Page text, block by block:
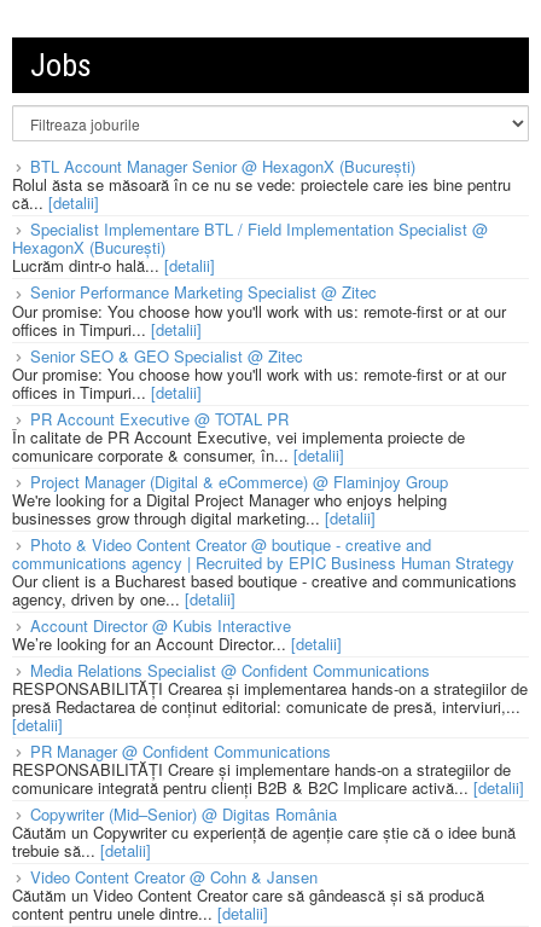
Jobs
BTL Account Manager Senior @ HexagonX (București)
Rolul ăsta se măsoară în ce nu se vede: proiectele care ies bine pentru
că... [detalii]
Specialist Implementare BTL / Field Implementation Specialist @
HexagonX (București)
Lucrăm dintr-o hală... [detalii]
Senior Performance Marketing Specialist @ Zitec
Our promise: You choose how you'll work with us: remote-first or at our
offices in Timpuri... [detalii]
Senior SEO & GEO Specialist @ Zitec
Our promise: You choose how you'll work with us: remote-first or at our
offices in Timpuri... [detalii]
PR Account Executive @ TOTAL PR
În calitate de PR Account Executive, vei implementa proiecte de
comunicare corporate & consumer, în... [detalii]
Project Manager (Digital & eCommerce) @ Flaminjoy Group
We're looking for a Digital Project Manager who enjoys helping
businesses grow through digital marketing... [detalii]
Photo & Video Content Creator @ boutique - creative and
communications agency | Recruited by EPIC Business Human Strategy
Our client is a Bucharest based boutique - creative and communications
agency, driven by one... [detalii]
Account Director @ Kubis Interactive
We’re looking for an Account Director... [detalii]
Media Relations Specialist @ Confident Communications
RESPONSABILITĂȚI Crearea și implementarea hands-on a strategiilor de
presă Redactarea de conținut editorial: comunicate de presă, interviuri,...
[detalii]
PR Manager @ Confident Communications
RESPONSABILITĂȚI Creare și implementare hands-on a strategiilor de
comunicare integrată pentru clienți B2B & B2C Implicare activă... [detalii]
Copywriter (Mid–Senior) @ Digitas România
Căutăm un Copywriter cu experiență de agenție care știe că o idee bună
trebuie să... [detalii]
Video Content Creator @ Cohn & Jansen
Căutăm un Video Content Creator care să gândească și să producă
content pentru unele dintre... [detalii]